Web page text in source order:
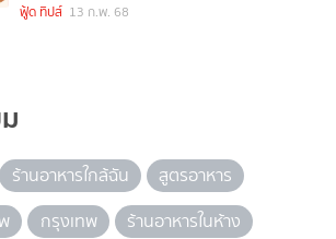
ฟู้ด ทิปส์ 13 ก.พ. 68
ร้านอาหารใกล้ฉัน
สูตรอาหาร
กรุงเทพ
ร้านอาหารในห้าง